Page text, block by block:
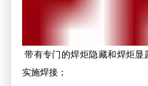
带有专门的焊炬隐藏和焊炬显
实施焊接；